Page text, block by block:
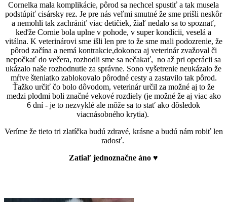
Cornelka mala komplikácie, pôrod sa nechcel spustiť a tak musela
podstúpiť cisársky rez. Je pre nás veľmi smutné že sme prišli neskôr
a nemohli tak zachrániť viac detičiek, žiaľ nedalo sa to spoznať,
keďže Cornie bola uplne v pohode, v super kondícii, veselá a
vitálna. K veterinárovi sme išli len pre to že sme mali podozrenie, že
pôrod začína a nemá kontrakcie,dokonca aj veterinár zvažoval či
nepočkať do večera, rozhodli sme sa nečakať, no až pri operácii sa
ukázalo naše rozhodnutie za správne. Sono vyšetrenie neukázalo že
mŕtve šteniatko zablokovalo pôrodné cesty a zastavilo tak pôrod.
Ťažko určiť čo bolo dôvodom, veterinár určil za možné aj to že
medzi plodmi boli značné vekové rozdiely (je možné že aj viac ako
6 dní - je to nezvyklé ale môže sa to stať ako dôsledok
viacnásobného krytia).
Veríme že tieto tri zlatíčka budú zdravé, krásne a budú nám robiť len
radosť.
Zatiaľ jednoznačne áno ♥